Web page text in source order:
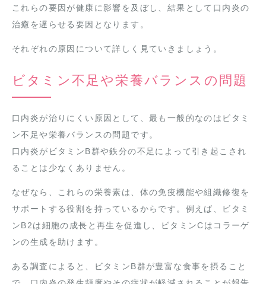
これらの要因が健康に影響を及ぼし、結果として口内炎の
治癒を遅らせる要因となります。
それぞれの原因について詳しく見ていきましょう。
ビタミン不足や栄養バランスの問題
口内炎が治りにくい原因として、最も一般的なのはビタミ
ン不足や栄養バランスの問題です。
口内炎がビタミンB群や鉄分の不足によって引き起こされ
ることは少なくありません。
なぜなら、これらの栄養素は、体の免疫機能や組織修復を
サポートする役割を持っているからです。例えば、ビタミ
ンB2は細胞の成長と再生を促進し、ビタミンCはコラーゲ
ンの生成を助けます。
ある調査によると、ビタミンB群が豊富な食事を摂ること